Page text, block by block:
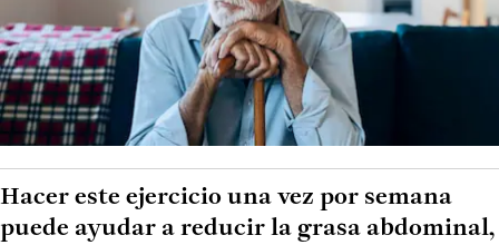
Hacer este ejercicio una vez por semana
puede ayudar a reducir la grasa abdominal,